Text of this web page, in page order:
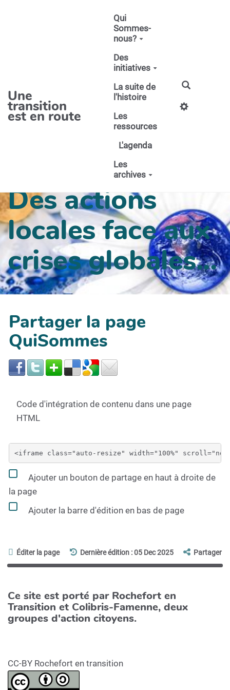
Une
transition
est en route
Qui
Sommes-
nous?
Des
initiatives
La suite de
l'histoire
Les
ressources
L'agenda
Les
archives
Des actions
locales face aux
crises globales...
Partager la page
QuiSommes
Code d'intégration de contenu dans une page
HTML
Ajouter un bouton de partage en haut à droite de
la page
Ajouter la barre d'édition en bas de page
Éditer la page Dernière édition : 05 Dec 2025 Partager
Ce site est porté par Rochefort en
Transition et Colibris-Famenne, deux
groupes d'action citoyens.
CC-BY Rochefort en transition